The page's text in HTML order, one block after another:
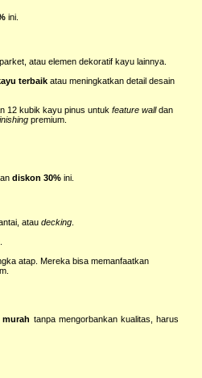
ini.
atau elemen dekoratif kayu lainnya.
terbaik atau meningkatkan detail desain
12 kubik kayu pinus untukfeature walldan
premium.
diskon 30% ini.
ataudecking
atap. Mereka bisa memanfaatkan
murah tanpa mengorbankan kualitas, harus